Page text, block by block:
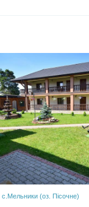
с.Мельники (оз. Пісочне)